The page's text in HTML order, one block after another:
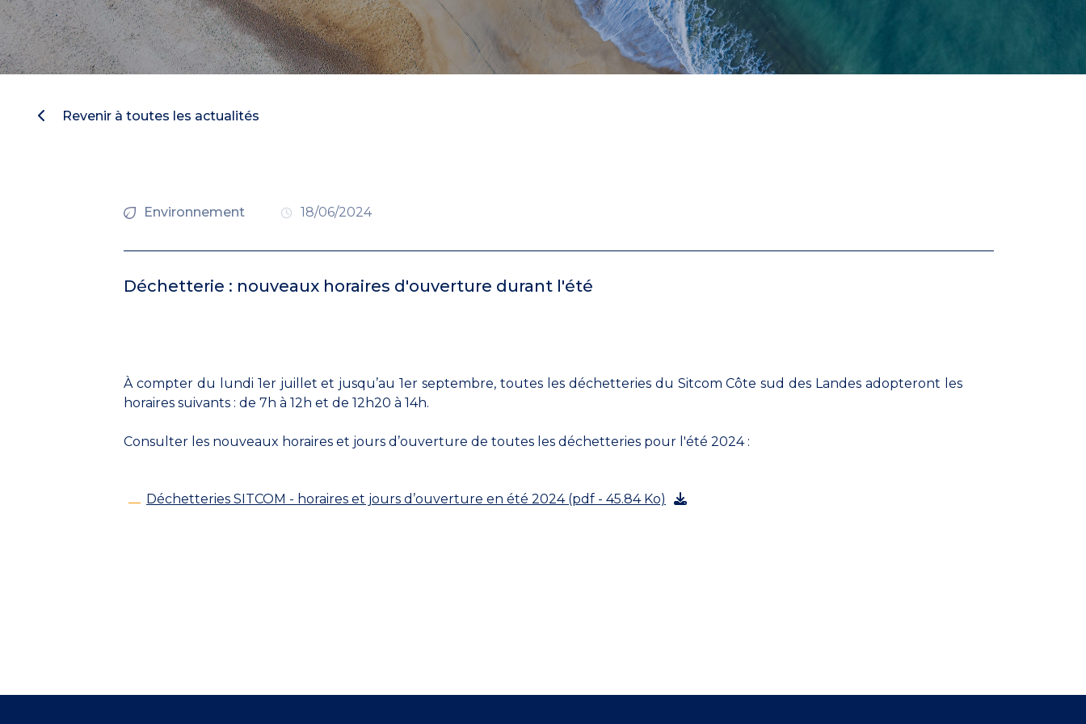
Revenir à toutes les actualités
Environnement 18/06/2024
Déchetterie : nouveaux horaires d'ouverture durant l'été
À compter du lundi 1er juillet et jusqu’au 1er septembre, toutes les déchetteries du Sitcom Côte sud des Landes adopteront les
horaires suivants : de 7h à 12h et de 12h20 à 14h.
Consulter les nouveaux horaires et jours d’ouverture de toutes les déchetteries pour l'été 2024 :
Déchetteries SITCOM - horaires et jours d’ouverture en été 2024 (pdf - 45.84 Ko)